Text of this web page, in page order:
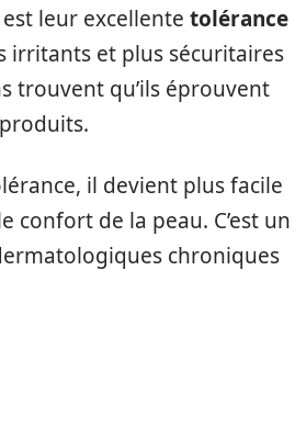
est leur excellente tolérance
irritants et plus sécuritaires
trouvent qu’ils éprouvent
il devient plus facile
confort de la peau. C’est un
chroniques